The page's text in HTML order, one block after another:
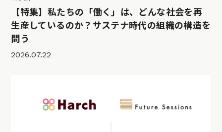
【特集】私たちの「働く」は、どんな社会を再
生産しているのか？サステナ時代の組織の構造を
問う
2026.07.22